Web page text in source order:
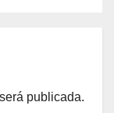
publicada.